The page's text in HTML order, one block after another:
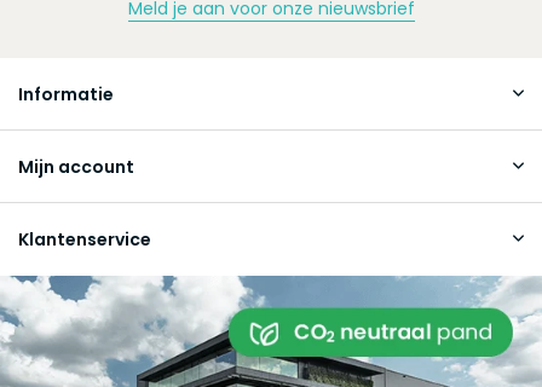
Meld je aan voor onze nieuwsbrief
Informatie
Mijn account
Klantenservice